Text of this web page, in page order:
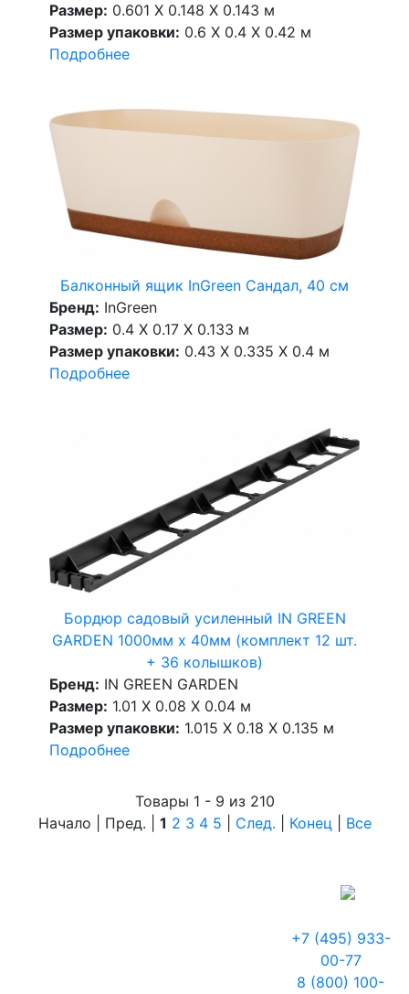
Размер: 0.601 X 0.148 X 0.143 м
Размер упаковки: 0.6 X 0.4 X 0.42 м
Подробнее
Балконный ящик InGreen Сандал, 40 см
Бренд: InGreen
Размер: 0.4 X 0.17 X 0.133 м
Размер упаковки: 0.43 X 0.335 X 0.4 м
Подробнее
Бордюр садовый усиленный IN GREEN
GARDEN 1000мм х 40мм (комплект 12 шт.
+ 36 колышков)
Бренд: IN GREEN GARDEN
Размер: 1.01 X 0.08 X 0.04 м
Размер упаковки: 1.015 X 0.18 X 0.135 м
Подробнее
Товары 1 - 9 из 210
Начало | Пред. | 1 2 3 4 5 След. Конец Все
+7 (495) 933-
00-77
8 (800) 100-